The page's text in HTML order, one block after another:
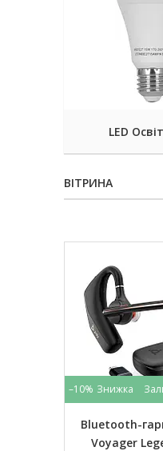
LED
ВІТРИНА
–10%
Bluetooth-
Voyager